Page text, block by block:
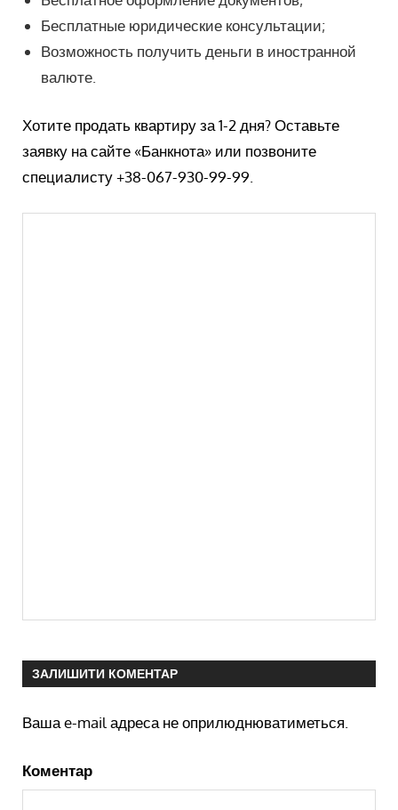
Бесплатные юридические консультации;
Возможность получить деньги в иностранной
валюте.
Хотите продать квартиру за 1-2 дня? Оставьте
заявку на сайте «Банкнота» или позвоните
специалисту +38-067-930-99-99.
ЗАЛИШИТИ КОМЕНТАР
Ваша e-mail адреса не оприлюднюватиметься.
Коментар